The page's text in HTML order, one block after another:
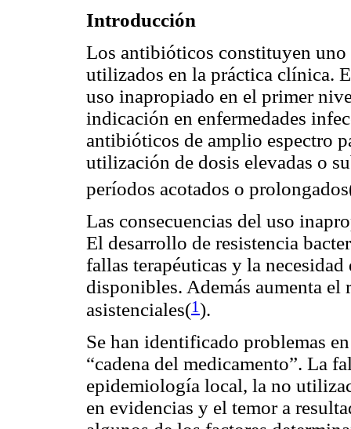
Introducción
Los antibióticos constituyen uno
utilizados en la práctica clínica.
uso inapropiado en el primer
indicación en enfermedades
antibióticos de amplio espectro
utilización de dosis elevadas o
períodos acotados o
Las consecuencias del uso
El desarrollo de resistencia
fallas terapéuticas y la
disponibles. Además aumenta el
asistenciales(1).
Se han identificado problemas
“cadena del medicamento”. La
epidemiología local, la no
en evidencias y el temor a